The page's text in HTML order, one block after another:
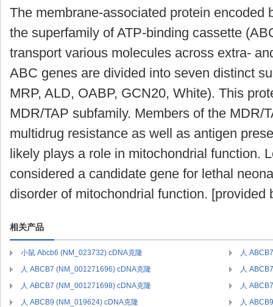
The membrane-associated protein encoded
the superfamily of ATP-binding cassette
transport various molecules across extra-
ABC genes are divided into seven distinct
MRP, ALD, OABP, GCN20, White). This
MDR/TAP subfamily. Members of the MDR/
multidrug resistance as well as antigen
likely plays a role in mitochondrial function.
considered a candidate gene for lethal
disorder of mitochondrial function. [provided
相关产品
小鼠 Abcb6 (NM_023732) cDNA克隆
人
人 ABCB7 (NM_001271696) cDNA克隆
人
人 ABCB7 (NM_001271698) cDNA克隆
人
人 ABCB9 (NM_019624) cDNA克隆
人